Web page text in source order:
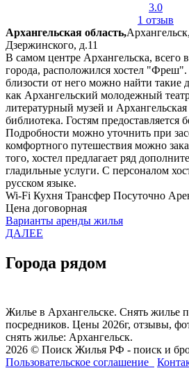
3.0
1 отзыв
Архангельская область,
Дзержинского, д.11
В самом центре Архангельска, всего
города, расположился хостел
близости от него можно найти такие
как Архангельский молодежный
литературный музей и Архангельская
библиотека. Гостям предоставляется
Подробности можно уточнить при
комфортного путешествия можно
того, хостел предлагает ряд
гладильные услуги. С персоналом
русском языке.
Wi-Fi Кухня Трансфер Посуточно
Цена договорная
Варианты аренды жилья
ДАЛЕЕ
Города рядом
Жилье в Архангельске. Снять жилье
посредников. Цены 2026г, отзывы,
снять жилье: Архангельск.
2026 © Поиск Жилья РФ - поиск и
Пользовательское соглашение